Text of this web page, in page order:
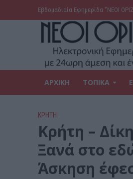
Εβδομαδιαία Εφημερίδα ‘’ΝΕΟΙ
ΑΡΧΙΚΗ ΤΟΠΙΚΑ
ΚΡΗΤΗ
Kρήτη –
Ξανά στο
Άσκηση